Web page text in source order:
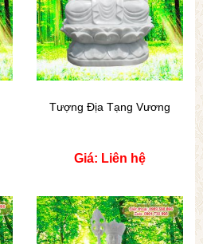
Tượng Địa Tạng Vương
Giá: Liên hệ